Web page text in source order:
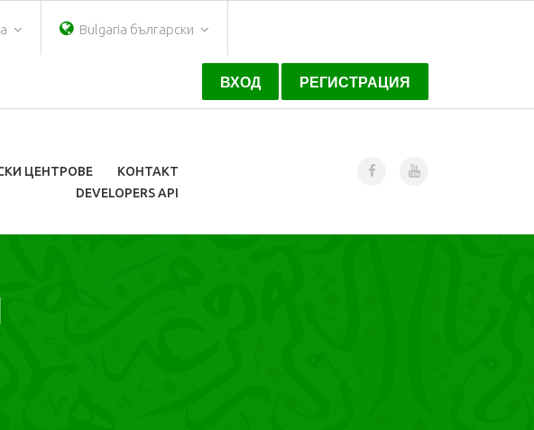
Bulgaria български
ВХОД РЕГИСТРАЦИЯ
ЦЕНТРОВЕ
КОНТАКТ
DEVELOPERS API